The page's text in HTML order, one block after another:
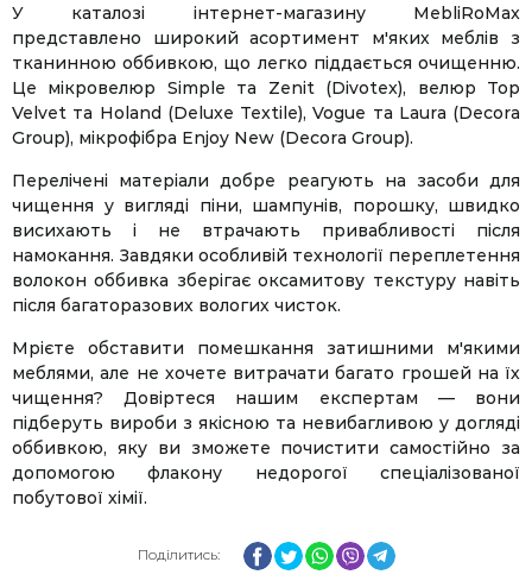
У каталозі інтернет-магазину MebliRoMax
представлено широкий асортимент м'яких меблів з
тканинною оббивкою, що легко піддається очищенню.
Це мікровелюр Simple та Zenit (Divotex), велюр Top
Velvet та Holand (Deluxe Textile), Vogue та Laura (Decora
Group), мікрофібра Enjoy New (Decora Group).
Перелічені матеріали добре реагують на засоби для
чищення у вигляді піни, шампунів, порошку, швидко
висихають і не втрачають привабливості після
намокання. Завдяки особливій технології переплетення
волокон оббивка зберігає оксамитову текстуру навіть
після багаторазових вологих чисток.
Мрієте обставити помешкання затишними м'якими
меблями, але не хочете витрачати багато грошей на їх
чищення? Довіртеся нашим експертам — вони
підберуть вироби з якісною та невибагливою у догляді
оббивкою, яку ви зможете почистити самостійно за
допомогою флакону недорогої спеціалізованої
побутової хімії.
Поділитись: Facebook
Twitter
WhatsApp
ViberTelegram